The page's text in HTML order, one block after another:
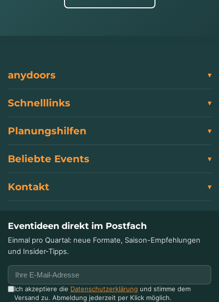
anydoors
Schnelllinks
Planungshilfen
Beliebte Events
Kontakt
Eventideen direkt im Postfach
Einmal pro Quartal: neue Formate, Saison-Empfehlungen
und Insider-Tipps.
Ich akzeptiere die Datenschutzerklärung und stimme dem
Versand zu. Abmeldung jederzeit per Klick möglich.